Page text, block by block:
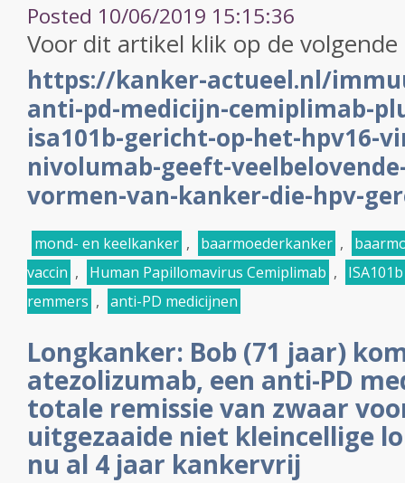
Posted 10/06/2019 15:15:36
Voor dit artikel klik op de
https://kanker-actueel.nl/
anti-pd-medicijn-cemiplimab-
isa101b-gericht-op-het-hpv16-
nivolumab-geeft-
vormen-van-kanker-die-hpv-
mond- en keelkanker , baarmoederkanker ,
vaccin , Human Papillomavirus Cemiplimab ,
ISA101b
remmers , anti-PD medicijnen
Longkanker: Bob (71 jaar)
atezolizumab, een anti-PD
totale remissie van zwaar
uitgezaaide niet kleincellige
nu al 4 jaar kankervrij